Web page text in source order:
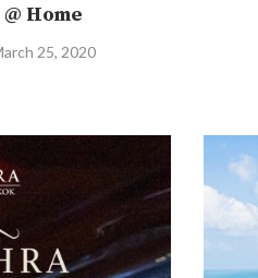
Home
25, 2020